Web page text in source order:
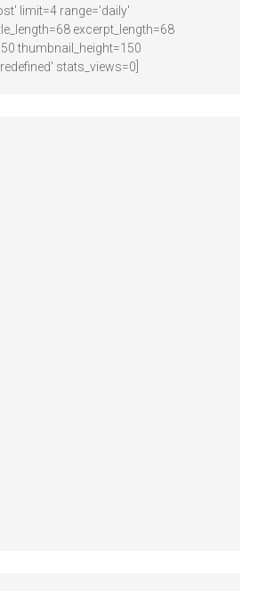
limit=4 range='daily'
excerpt_length=68
thumbnail_height=150
stats_views=0]